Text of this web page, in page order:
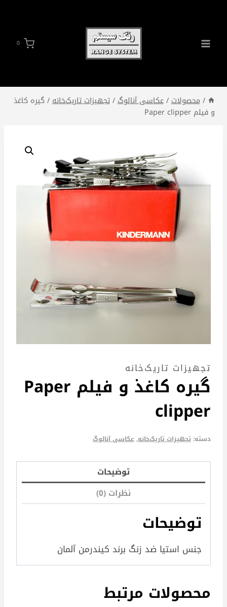
0
/محصولات/عکاسی آنالوگ/تجهیزات تاریک‌خانه/گیره کاغذ
و فیلم Paper clipper
تجهیزات تاریک‌خانه
گیره کاغذ و فیلم Paper
clipper
دسته:تجهیزات تاریک‌خانه,عکاسی آنالوگ
توضیحات
نظرات (0)
توضیحات
جنس استیا ضد زنگ برند کیندرمن آلمان
محصولات مرتبط